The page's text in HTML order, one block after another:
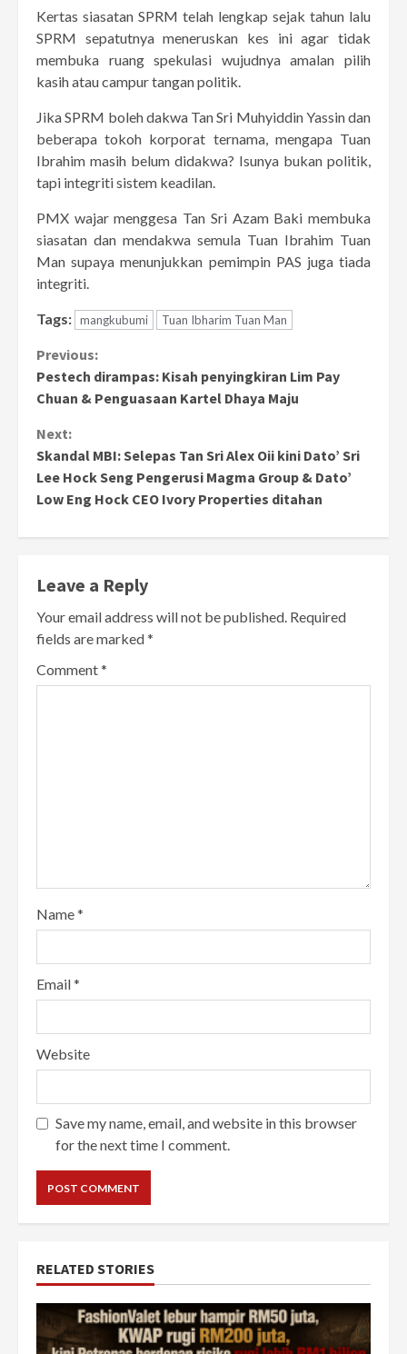
Kertas siasatan SPRM telah lengkap sejak tahun lalu
SPRM sepatutnya meneruskan kes ini agar tidak
membuka ruang spekulasi wujudnya amalan pilih
kasih atau campur tangan politik.
Jika SPRM boleh dakwa Tan Sri Muhyiddin Yassin dan
beberapa tokoh korporat ternama, mengapa Tuan
Ibrahim masih belum didakwa? Isunya bukan politik,
tapi integriti sistem keadilan.
PMX wajar menggesa Tan Sri Azam Baki membuka
siasatan dan mendakwa semula Tuan Ibrahim Tuan
Man supaya menunjukkan pemimpin PAS juga tiada
integriti.
Tags: mangkubumi Tuan Ibharim Tuan Man
Continue
Reading
Previous:
Pestech dirampas: Kisah penyingkiran Lim Pay
Chuan & Penguasaan Kartel Dhaya Maju
Next:
Skandal MBI: Selepas Tan Sri Alex Oii kini Dato’ Sri
Lee Hock Seng Pengerusi Magma Group & Dato’
Low Eng Hock CEO Ivory Properties ditahan
Leave a Reply
Your email address will not be published. Required
fields are marked*
Comment*
Name*
Email*
Website
Save my name, email, and website in this browser
for the next time I comment.
RELATED STORIES